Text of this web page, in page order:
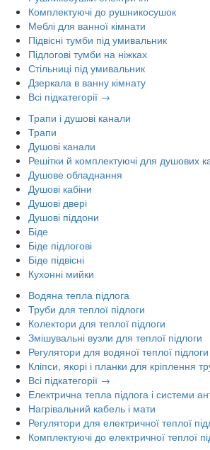
Комплектуючі до рушникосушок
Меблі для ванної кімнати
Підвісні тумби під умивальник
Підлогові тумби на ніжках
Стільниці під умивальник
Дзеркала в ванну кімнату
Всі підкатегорії →
Трапи і душові канали
Трапи
Душові канали
Решітки й комплектуючі для душових
Душове обладнання
Душові кабіни
Душові двері
Душові піддони
Біде
Біде підлогові
Біде підвісні
Кухонні мийки
Водяна тепла підлога
Труби для теплої підлоги
Колектори для теплої підлоги
Змішувальні вузли для теплої підлоги
Регулятори для водяної теплої підлоги
Кліпси, якорі і планки для кріплення
Всі підкатегорії →
Електрична тепла підлога і системи
Нагрівальний кабель і мати
Регулятори для електричної теплої
Комплектуючі до електричної теплої